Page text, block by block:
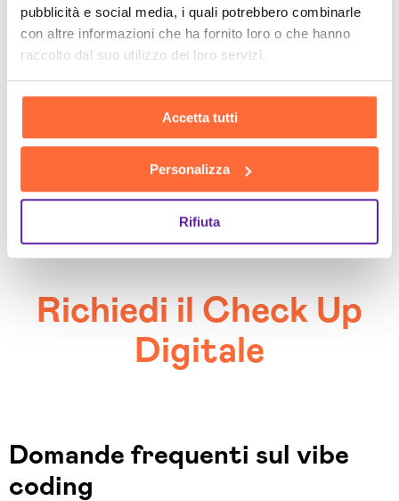
pubblicità e social media, i quali potrebbero combinarle
con altre informazioni che ha fornito loro o che hanno
raccolto dal suo utilizzo dei loro servizi.
Accetta tutti
Personalizza
Rifiuta
Soluzioni AI
sviluppo di strumenti custom con
per programmaree supervisione professionale.
Agenti AI:agenti autonomi per processi ricorrenti
e sicuri.
Se hai un’idea di strumento digitale che ti piacerebbe
costruire senza uno sviluppatore
automatizzare, ilCheck Up Digitaleè il punto di
Richiedi il Check Up
Digitale
Domande frequenti sul vibe
coding